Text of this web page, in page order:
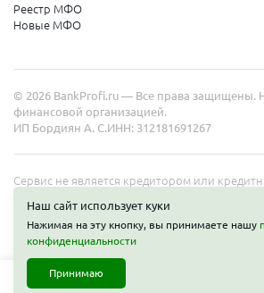
Реестр МФО
Новые МФО
© 2026 BankProfi.ru — Все права защищены.
финансовой организацией.
ИП Бордиян А. С.ИНН: 312181691267
Сервис не является кредитором или
на сайте не является публичной офертой.
уточняйте на сайте организаций.
Наш сайт использует куки
Нажимая на эту кнопку, вы принимаете нашу
конфиденциальности
Принимаю